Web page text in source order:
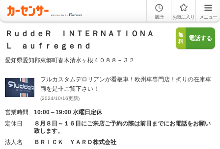
履歴 お気に入り メニュー
ＲｕｄｄｅＲ ＩＮＴＥＲＮＡＴＩＯＮＡ
Ｌ ａｕｆｒｅｇｅｎｄ
愛知県愛知郡東郷町春木清水ヶ根４０８８－３２
無
料
電話する
フルカスタムデロリアンが看板車！欧州車専門店！拘りの在庫車
両を是非ご覧下さい！
(2024/10/16更新)
営業時間
10:00～19:00 水曜日定休
定休日
８月８日～１６日にご来店ご予約の際は前日までにお電話をお願い
致します。
法人名
ＢＲＩＣＫ ＹＡＲＤ株式会社